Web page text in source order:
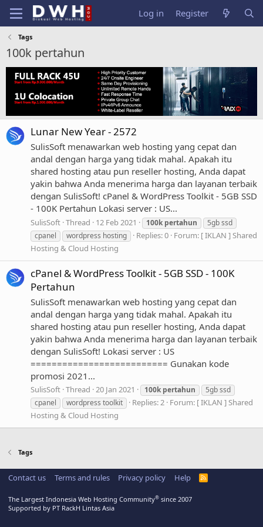
Log in Register
Tags
100k pertahun
Lunar New Year - 2572
SulisSoft menawarkan web hosting yang cepat dan
andal dengan harga yang tidak mahal. Apakah itu
shared hosting atau pun reseller hosting, Anda dapat
yakin bahwa Anda menerima harga dan layanan terbaik
dengan SulisSoft! cPanel & WordPress Toolkit - 5GB SSD
- 100K Pertahun Lokasi server : US...
SulisSoft Thread 12 Feb 2021 100k pertahun
5gb ssd
cpanel
wordpress hosting Replies: 0 Forum: [ IKLAN ] Shared
Hosting & Cloud Hosting
cPanel & WordPress Toolkit - 5GB SSD - 100K
Pertahun
SulisSoft menawarkan web hosting yang cepat dan
andal dengan harga yang tidak mahal. Apakah itu
shared hosting atau pun reseller hosting, Anda dapat
yakin bahwa Anda menerima harga dan layanan terbaik
dengan SulisSoft! Lokasi server : US
========================== Gunakan kode
promosi 2021...
SulisSoft Thread 20 Jan 2021 100k pertahun
5gb ssd
cpanel
wordpress toolkit Replies: 2 Forum: [ IKLAN ] Shared
Hosting & Cloud Hosting
Tags
Contact us Terms and rules Privacy policy Help
R
The Largest Indonesia Web Hosting Community® since 2007
Supported by PT RackH Lintas Asia